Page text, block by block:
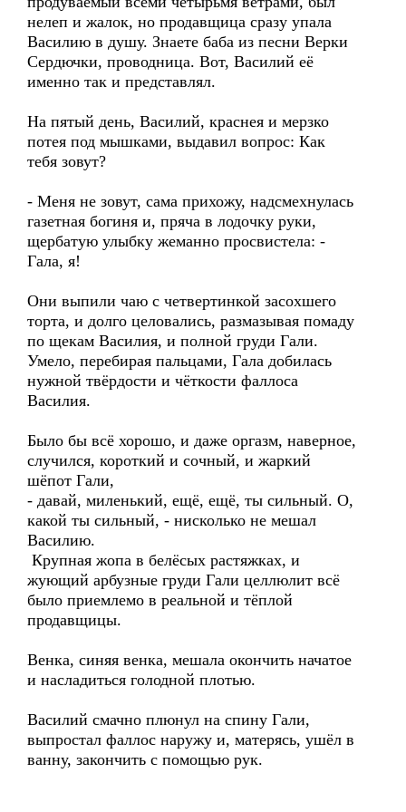
нелеп и жалок, но продавщица сразу упала
Василию в душу. Знаете баба из песни Верки
Сердючки, проводница. Вот, Василий её
именно так и представлял.
На пятый день, Василий, краснея и мерзко
потея под мышками, выдавил вопрос: Как
тебя зовут?
- Меня не зовут, сама прихожу, надсмехнулась
газетная богиня и, пряча в лодочку руки,
щербатую улыбку жеманно просвистела: -
Гала, я!
Они выпили чаю с четвертинкой засохшего
торта, и долго целовались, размазывая помаду
по щекам Василия, и полной груди Гали.
Умело, перебирая пальцами, Гала добилась
нужной твёрдости и чёткости фаллоса
Василия.
Было бы всё хорошо, и даже оргазм, наверное,
случился, короткий и сочный, и жаркий
шёпот Гали,
- давай, миленький, ещё, ещё, ты сильный. О,
какой ты сильный, - нисколько не мешал
Василию.
Крупная жопа в белёсых растяжках, и
жующий арбузные груди Гали целлюлит всё
было приемлемо в реальной и тёплой
продавщицы.
Венка, синяя венка, мешала окончить начатое
и насладиться голодной плотью.
Василий смачно плюнул на спину Гали,
выпростал фаллос наружу и, матерясь, ушёл в
ванну, закончить с помощью рук.